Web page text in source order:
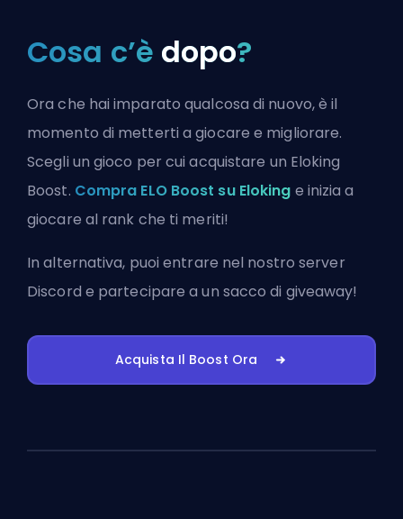
Cosa c’è dopo?
Ora che hai imparato qualcosa di nuovo, è il
momento di metterti a giocare e migliorare.
Scegli un gioco per cui acquistare un Eloking
Boost. Compra ELO Boost su Eloking e inizia a
giocare al rank che ti meriti!
In alternativa, puoientrare nel nostro server
Discord e partecipare a un sacco di giveaway!
Acquista Il Boost Ora